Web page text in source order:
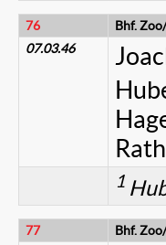
76
Bhf.
07.03.46
1
77
Bhf.